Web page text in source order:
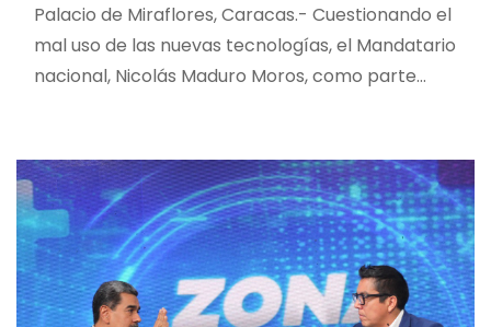
Palacio de Miraflores, Caracas.- Cuestionando el
mal uso de las nuevas tecnologías, el Mandatario
nacional, Nicolás Maduro Moros, como parte…